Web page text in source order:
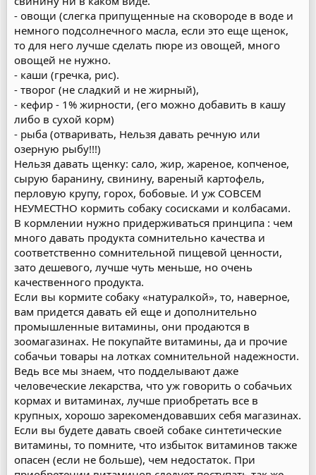
- овощи (слегка припущенные на сковороде в воде и
немного подсолнечного масла, если это еще щенок,
то для него лучше сделать пюре из овощей, много
овощей не нужно.
- каши (гречка, рис).
- творог (не сладкий и не жирный),
- кефир - 1% жирности, (его можно добавить в кашу
либо в сухой корм)
- рыба (отваривать, Нельзя давать речную или
озерную рыбу!!!)
Нельзя давать щенку: сало, жир, жареное, копченое,
сырую баранину, свинину, вареный картофель,
перловую крупу, горох, бобовые. И уж СОВСЕМ
НЕУМЕСТНО кормить собаку сосисками и колбасами.
В кормлении нужно придерживаться принципа : чем
много давать продукта сомнительно качества и
соответственно сомнительной пищевой ценности,
зато дешевого, лучше чуть меньше, но очень
качественного продукта.
Если вы кормите собаку «натуралкой», то, наверное,
вам придется давать ей еще и дополнительно
промышленные витамины, они продаются в
зоомагазинах. Не покупайте витамины, да и прочие
собачьи товары на лотках сомнительной надежности.
Ведь все мы знаем, что подделывают даже
человеческие лекарства, что уж говорить о собачьих
кормах и витаминах, лучше приобретать все в
крупных, хорошо зарекомендовавших себя магазинах.
Если вы будете давать своей собаке синтетические
витамины, то помните, что избыток витаминов также
опасен (если не больше), чем недостаток. При